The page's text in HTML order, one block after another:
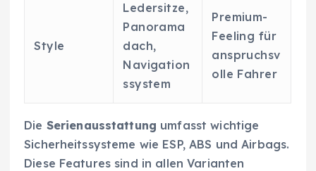
Style
Ledersitze,
Panorama
dach,
Navigation
ssystem
Premium-
Feeling für
anspruchsv
olle Fahrer
Die Serienausstattung umfasst wichtige
Sicherheitssysteme wie ESP, ABS und Airbags.
Diese Features sind in allen Varianten